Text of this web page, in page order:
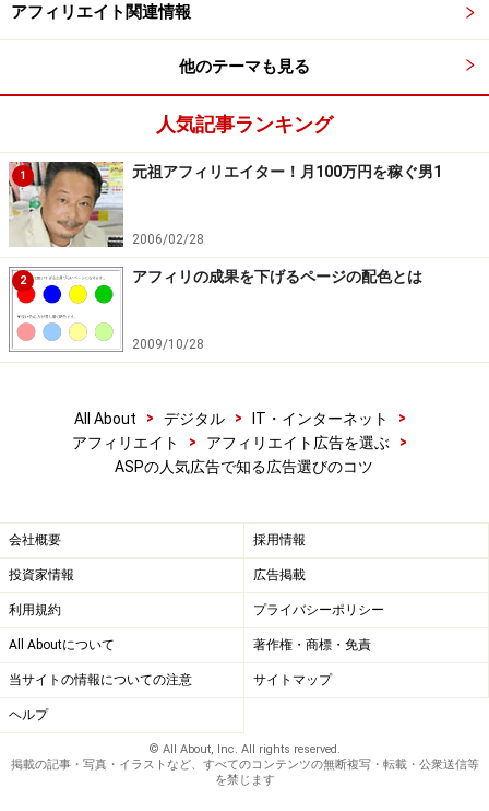
アフィリエイト関連情報
他のテーマも見る
人気記事ランキング
1 元祖アフィリエイター！月100万円を稼ぐ男1
2006/02/28
2 アフィリの成果を下げるページの配色とは
2009/10/28
All About > デジタル > IT・インターネット
>
アフィリエイト
> アフィリエイト広告を選ぶ
>
ASPの人気広告で知る広告選びのコツ
会社概要 採用情報
投資家情報 広告掲載
利用規約 プライバシーポリシー
All Aboutについて 著作権・商標・免責
当サイトの情報についての注意 サイトマップ
ヘルプ
© All About, Inc. All rights reserved.
掲載の記事・写真・イラストなど、すべてのコンテンツの無断複写・転載・公衆送信等
を禁じます